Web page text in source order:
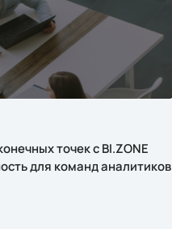
точек с BI.ZONE
для команд аналитиков